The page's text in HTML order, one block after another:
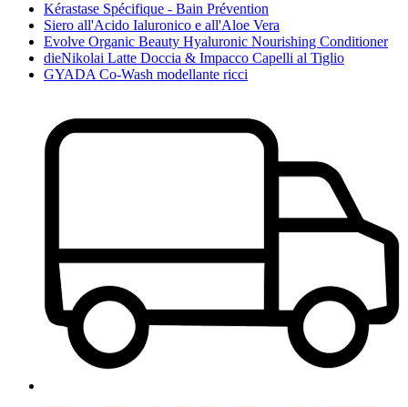
Kérastase Spécifique - Bain Prévention
Siero all'Acido Ialuronico e all'Aloe Vera
Evolve Organic Beauty Hyaluronic Nourishing Conditioner
dieNikolai Latte Doccia & Impacco Capelli al Tiglio
GYADA Co-Wash modellante ricci